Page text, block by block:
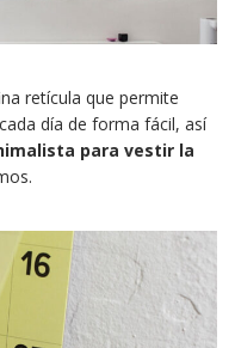
retícula que permite
día de forma fácil, así
para vestir la